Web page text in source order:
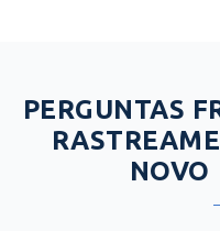
PERGUNTAS
NOVO